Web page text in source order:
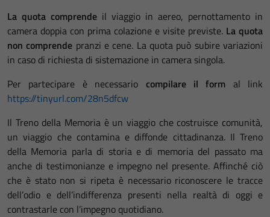
La quota comprende il viaggio in aereo, pernottamento in
camera doppia con prima colazione e visite previste. La quota
non comprende pranzi e cene. La quota può subire variazioni
in caso di richiesta di sistemazione in camera singola.
Per partecipare è necessario compilare il form al link
https://tinyurl.com/28n5dfcw
Il Treno della Memoria è un viaggio che costruisce comunità,
un viaggio che contamina e diffonde cittadinanza. Il Treno
della Memoria parla di storia e di memoria del passato ma
anche di testimonianze e impegno nel presente. Affinché ciò
che è stato non si ripeta è necessario riconoscere le tracce
dell’odio e dell’indifferenza presenti nella realtà di oggi e
contrastarle con l’impegno quotidiano.